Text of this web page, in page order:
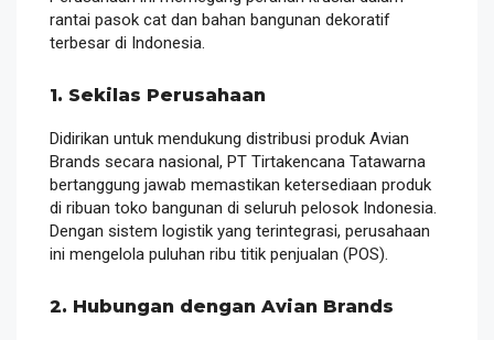
rantai pasok cat dan bahan bangunan dekoratif
terbesar di Indonesia.
1. Sekilas Perusahaan
Didirikan untuk mendukung distribusi produk Avian
Brands secara nasional, PT Tirtakencana Tatawarna
bertanggung jawab memastikan ketersediaan produk
di ribuan toko bangunan di seluruh pelosok Indonesia.
Dengan sistem logistik yang terintegrasi, perusahaan
ini mengelola puluhan ribu titik penjualan (POS).
2. Hubungan dengan Avian Brands